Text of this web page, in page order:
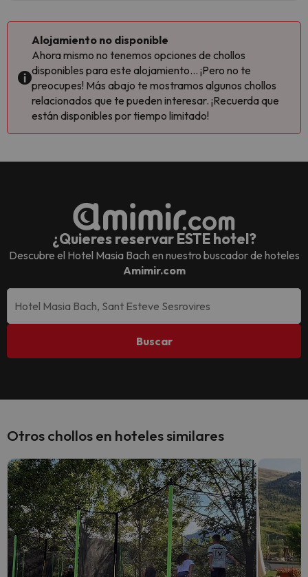
Alojamiento no disponible
Ahora mismo no tenemos opciones de chollos
disponibles para este alojamiento... ¡Pero no te
preocupes! Más abajo te mostramos algunos chollos
relacionados que te pueden interesar. ¡Recuerda que
están disponibles por tiempo limitado!
¿Quieres reservar ESTE hotel?
Descubre el Hotel Masia Bach en nuestro buscador de hoteles
Amimir.com
Buscar
Otros chollos en hoteles similares